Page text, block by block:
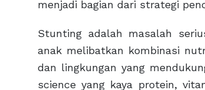
menjadi bagian dari strategi
Stunting adalah masalah
anak melibatkan kombinasi
dan lingkungan yang
science yang kaya protein,